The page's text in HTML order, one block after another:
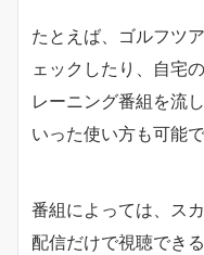
たとえば、ゴルフツ
ェックしたり、自宅
レーニング番組を流
いった使い方も可能で
番組によっては、ス
配信だけで視聴でき